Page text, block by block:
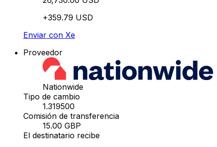
+359.79 USD
Enviar con Xe
Proveedor
Nationwide
Tipo de cambio
1.319500
Comisión de transferencia
15.00 GBP
El destinatario recibe